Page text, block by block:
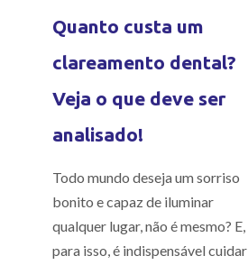
Quanto custa um
clareamento dental?
Veja o que deve ser
analisado!
Todo mundo deseja um sorriso
bonito e capaz de iluminar
qualquer lugar, não é mesmo? E,
para isso, é indispensável cuidar